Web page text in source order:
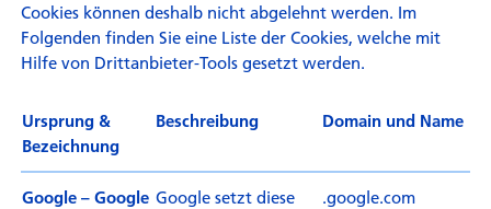
Cookies können deshalb nicht abgelehnt werden. Im
Folgenden finden Sie eine Liste der Cookies, welche mit
Hilfe von Drittanbieter-Tools gesetzt werden.
Ursprung &
Bezeichnung
Beschreibung Domain und Name
Google – Google Google setzt diese
.google.com